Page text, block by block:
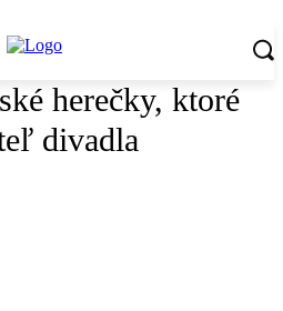
herečky, ktoré
divadla